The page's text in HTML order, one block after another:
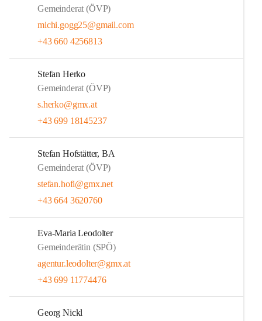
Gemeinderat (ÖVP)
michi.gogg25@gmail.com
+43 660 4256813
Stefan Herko
Gemeinderat (ÖVP)
s.herko@gmx.at
+43 699 18145237
Stefan Hofstätter, BA
Gemeinderat (ÖVP)
stefan.hofi@gmx.net
+43 664 3620760
Eva-Maria Leodolter
Gemeinderätin (SPÖ)
agentur.leodolter@gmx.at
+43 699 11774476
Georg Nickl